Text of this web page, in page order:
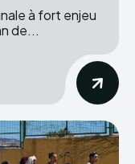
à fort enjeu
de...